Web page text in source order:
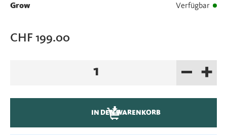
Grow Verfügbar
CHF 199.00
+
–
IN DEN WARENKORB